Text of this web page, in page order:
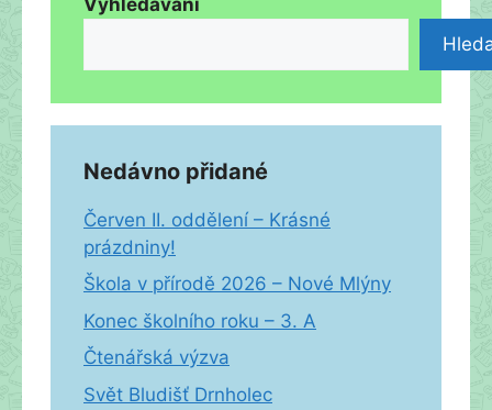
Nedávno přidané
Červen II. oddělení – Krásné
prázdniny!
Škola v přírodě 2026 – Nové Mlýny
Konec školního roku – 3. A
Čtenářská výzva
Svět Bludišť Drnholec